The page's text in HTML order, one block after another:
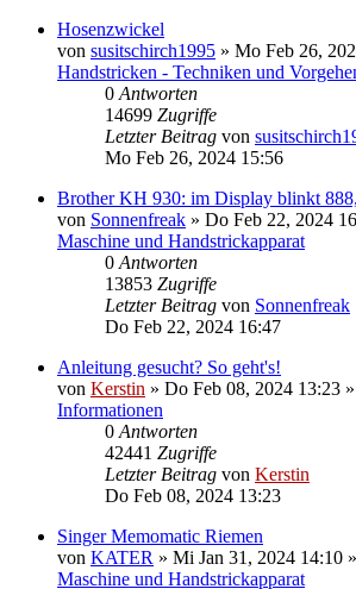
Hosenzwickel
von susitschirch1995 » Mo Feb 26,
Handstricken - Techniken und
0 Antworten
14699 Zugriffe
Letzter Beitrag von
Mo Feb 26, 2024 15:56
Brother KH 930: im Display blinkt
von Sonnenfreak » Do Feb 22, 2024
Maschine und Handstrickapparat
0 Antworten
13853 Zugriffe
Letzter Beitrag von Sonnenfreak
Do Feb 22, 2024 16:47
Anleitung gesucht? So geht's!
von Kerstin » Do Feb 08, 2024 13:23
Informationen
0 Antworten
42441 Zugriffe
Letzter Beitrag von Kerstin
Do Feb 08, 2024 13:23
Singer Memomatic Riemen
von KATER » Mi Jan 31, 2024 14:10
Maschine und Handstrickapparat